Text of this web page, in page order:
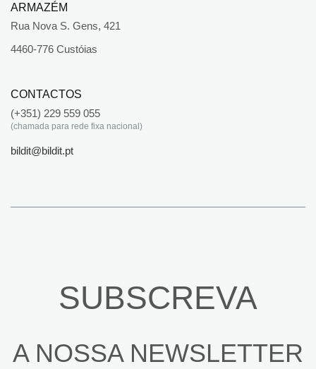
ARMAZÉM
Rua Nova S. Gens, 421
4460-776 Custóias
CONTACTOS
(+351) 229 559 055
(chamada para rede fixa nacional)
bildit@bildit.pt
SUBSCREVA
A NOSSA NEWSLETTER